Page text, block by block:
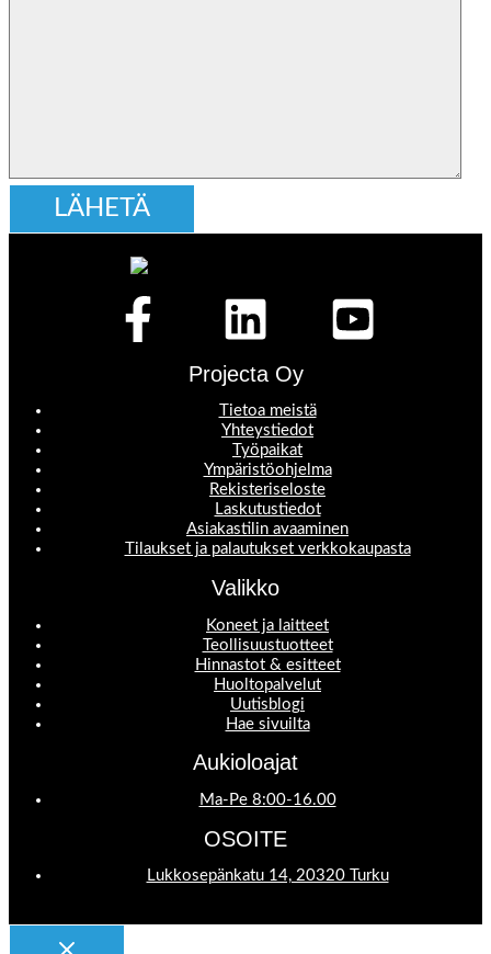
Projecta Oy
Tietoa meistä
Yhteystiedot
Työpaikat
Ympäristöohjelma
Rekisteriseloste
Laskutustiedot
Asiakastilin avaaminen
Tilaukset ja palautukset verkkokaupasta
Valikko
Koneet ja laitteet
Teollisuustuotteet
Hinnastot & esitteet
Huoltopalvelut
Uutisblogi
Hae sivuilta
Aukioloajat
Ma-Pe 8:00-16.00
OSOITE
Lukkosepänkatu 14, 20320 Turku